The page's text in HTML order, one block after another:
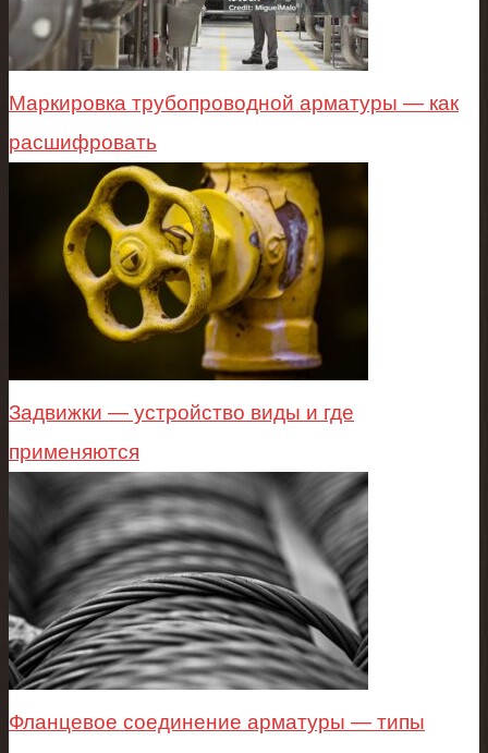
Маркировка трубопроводной арматуры — как
расшифровать
Задвижки — устройство виды и где
применяются
Фланцевое соединение арматуры — типы